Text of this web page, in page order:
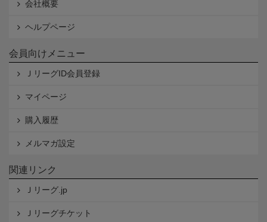
会社概要
ヘルプページ
会員向けメニュー
ＪリーグID会員登録
マイページ
購入履歴
メルマガ設定
関連リンク
Ｊリーグ.jp
Ｊリーグチケット